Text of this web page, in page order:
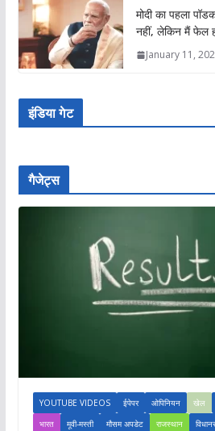
मोदी का पहला
नहीं, लेकिन मैं फेल
January 11,
इंडिया गेट
गैजेट्स
YOUTUBE VIDEOS ईपेपर ओपिनियन खेल
भारत
मूवी-मस्ती मौसम अपडेट राजस्थान